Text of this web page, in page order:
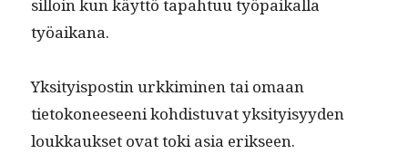
sil­loin kun käyt­tö tapah­tuu työ­paikalla
työaikana.
Yksi­ty­is­postin urkkimi­nen tai omaan
tietokoneeseeni kohdis­tu­vat yksi­ty­isyy­den
loukkauk­set ovat toki asia erikseen.